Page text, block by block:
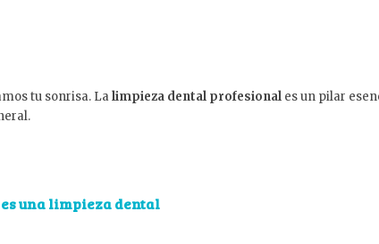
tu sonrisa. Lalimpieza dental profesional es un pilar
es una limpieza dental